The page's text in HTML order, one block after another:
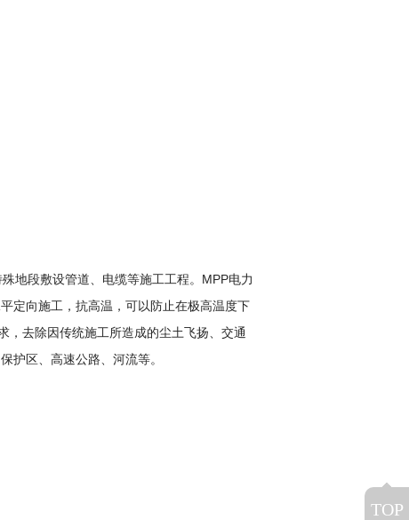
地段敷设管道、电缆等施工工程。MPP电力
定向施工，抗高温，可以防止在极高温度下
，去除因传统施工所造成的尘土飞扬、交通
护区、高速公路、河流等。
TOP